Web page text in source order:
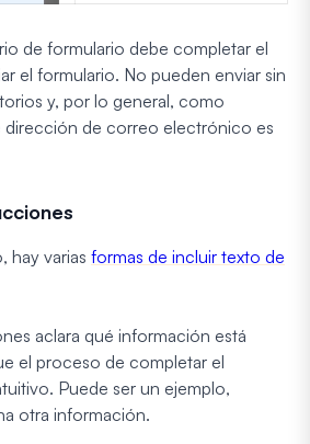
de formulario debe completar el
el formulario. No pueden enviar sin
y, por lo general, como
dirección de correo electrónico es
hay varias formas de incluir texto de
aclara qué información está
el proceso de completar el
Puede ser un ejemplo,
otra información.